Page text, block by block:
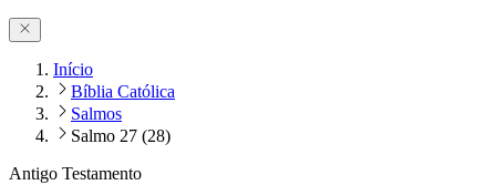
Início
Bíblia Católica
Salmos
Salmo 27 (28)
Antigo Testamento